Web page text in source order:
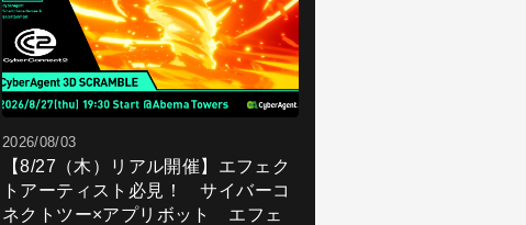
2026/08/03
【8/27（木）リアル開催】エフェク
トアーティスト必見！ サイバーコ
ネクトツー×アプリボット エフェ